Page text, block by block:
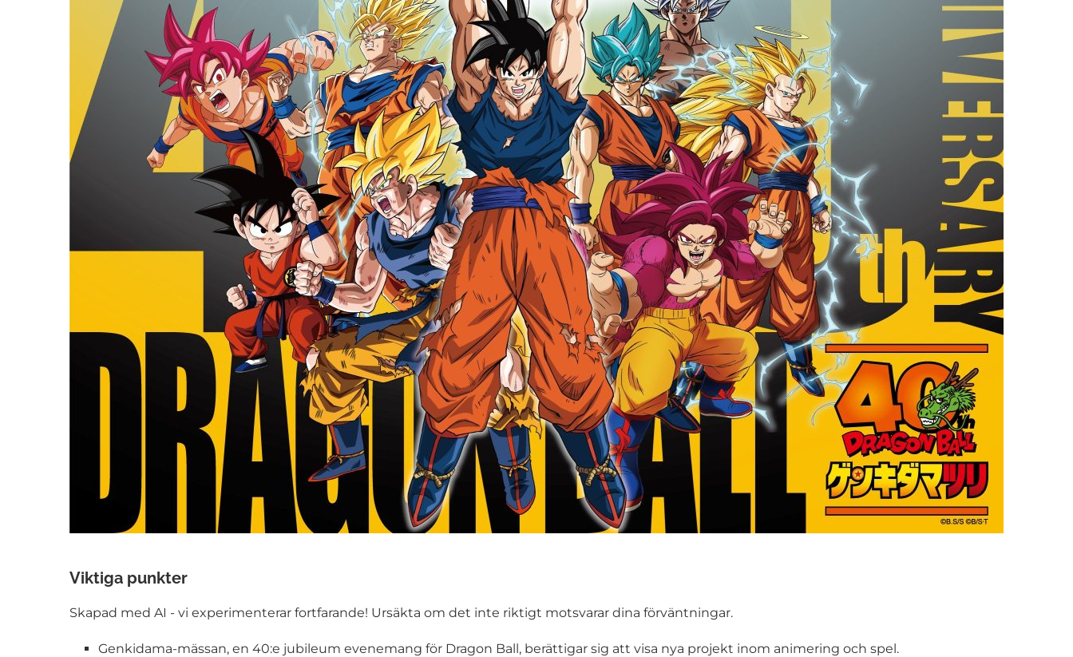
Viktiga punkter
Skapad med AI - vi experimenterar fortfarande! Ursäkta om det inte riktigt motsvarar dina förväntningar.
Genkidama-mässan, en 40:e jubileum evenemang för Dragon Ball, berättigar sig att visa nya projekt inom animering och spel.